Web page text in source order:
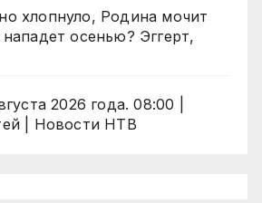
хлопнуло, Родина мочит
осенью? Эггерт,
2026 года. 08:00 |
| Новости НТВ